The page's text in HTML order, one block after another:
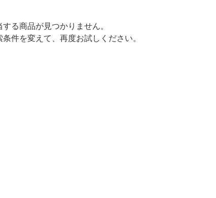
する商品が見つかりません。
条件を変えて、再度お試しください。